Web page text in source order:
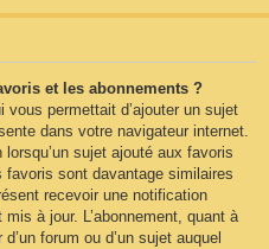
et les abonnements ?
permettait d’ajouter un sujet
dans votre navigateur internet.
sujet ajouté aux favoris
sont davantage similaires
recevoir une notification
à jour. L’abonnement, quant à
forum ou d’un sujet auquel